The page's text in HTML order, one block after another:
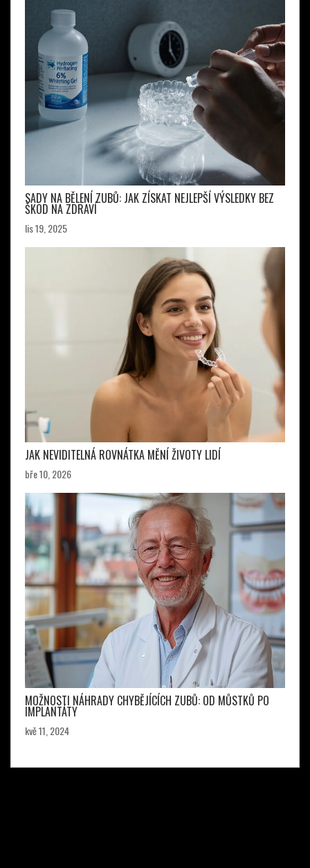
SADY NA BĚLENÍ ZUBŮ: JAK ZÍSKAT NEJLEPŠÍ VÝSLEDKY BEZ
ŠKOD NA ZDRAVÍ
lis 19, 2025
JAK NEVIDITELNÁ ROVNÁTKA MĚNÍ ŽIVOTY LIDÍ
bře 10, 2026
MOŽNOSTI NÁHRADY CHYBĚJÍCÍCH ZUBŮ: OD MŮSTKŮ PO
IMPLANTÁTY
kvě 11, 2024